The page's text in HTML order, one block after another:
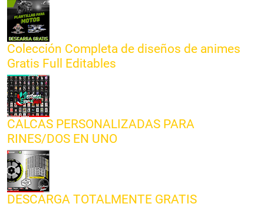
Colección Completa de diseños de animes
Gratis Full Editables
CALCAS PERSONALIZADAS PARA
RINES/DOS EN UNO
DESCARGA TOTALMENTE GRATIS